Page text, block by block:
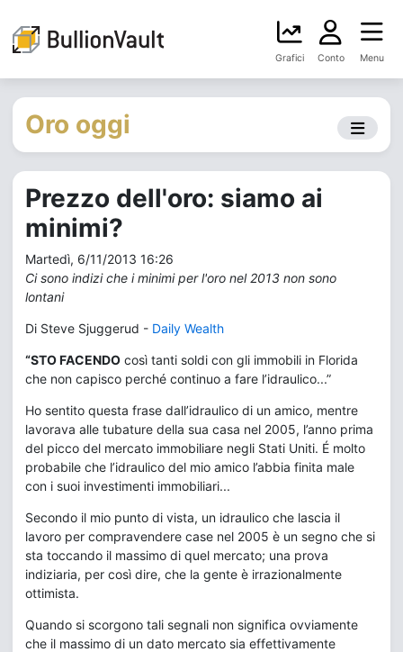
Grafici Conto Menu
Oro oggi
Prezzo dell'oro: siamo ai
minimi?
Martedì, 6/11/2013 16:26
Ci sono indizi che i minimi per l'oro nel 2013 non sono
lontani
Di Steve Sjuggerud - Daily Wealth
“STO FACENDO così tanti soldi con gli immobili in Florida
che non capisco perché continuo a fare l’idraulico...”
Ho sentito questa frase dall’idraulico di un amico, mentre
lavorava alle tubature della sua casa nel 2005, l’anno prima
del picco del mercato immobiliare negli Stati Uniti. É molto
probabile che l’idraulico del mio amico l’abbia finita male
con i suoi investimenti immobiliari...
Secondo il mio punto di vista, un idraulico che lascia il
lavoro per compravendere case nel 2005 è un segno che si
sta toccando il massimo di quel mercato; una prova
indiziaria, per così dire, che la gente è irrazionalmente
ottimista.
Quando si scorgono tali segnali non significa ovviamente
che il massimo di un dato mercato sia effettivamente